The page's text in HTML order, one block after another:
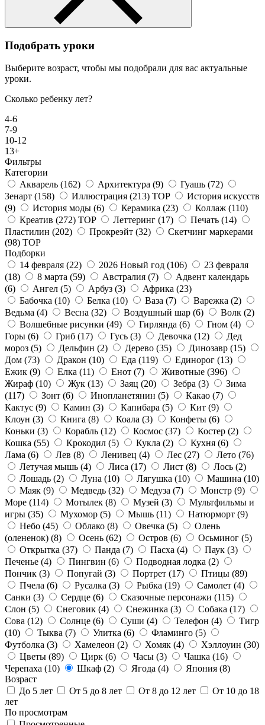
Подобрать уроки
Выберите возраст, чтобы мы подобрали для вас актуальные
уроки.
Сколько ребенку лет?
4-6
7-9
10-12
13+
Фильтры
Категории
Акварель (162) Архитектура (9) Гуашь (72)
Зенарт (158) Иллюстрация (213) TOP
История искусств
(9)
История моды (6) Керамика (23) Коллаж (110)
Креатив (272) TOP Леттеринг (17) Печать (14)
Пластилин (202) Прокреэйт (32)
Скетчинг маркерами
(98) TOP
Подборки
14 февраля (22) 2026 Новый год (106)
23 февраля
(18)
8 марта (59) Австралия (7)
Адвент календарь
(6)
Ангел (5) Арбуз (3) Африка (23)
Бабочка (10) Белка (10) Ваза (7) Варежка (2)
Ведьма (4) Весна (32) Воздушный шар (6) Волк (2)
Волшебные рисунки (49) Гирлянда (6) Гном (4)
Горы (6) Гриб (17) Гусь (3) Девочка (12)
Дед
мороз (5) Дельфин (2) Дерево (35) Динозавр (15)
Дом (73) Дракон (10) Еда (119) Единорог (13)
Ежик (9) Елка (11) Енот (7) Животные (396)
Жираф (10) Жук (13) Заяц (20) Зебра (3)
Зима
(117)
Зонт (6) Инопланетянин (5) Какао (7)
Кактус (9) Камин (3) Капибара (5) Кит (9)
Клоун (3) Книга (8) Коала (3) Конфеты (6)
Коньки (3) Корабль (12) Космос (37) Костер (2)
Кошка (55) Крокодил (5) Кукла (2) Кухня (6)
Лама (6) Лев (8) Ленивец (4) Лес (27) Лето (76)
Летучая мышь (4) Лиса (17) Лист (8) Лось (2)
Лошадь (2) Луна (10) Лягушка (10) Машина (10)
Маяк (9) Медведь (32) Медуза (7) Монстр (9)
Море (114) Мотылек (8) Музей (3)
Мультфильмы и
игры (35) Мухомор (5) Мышь (11) Натюрморт (9)
Небо (45) Облако (8) Овечка (5)
Олень
(олененок) (8) Осень (62) Остров (6) Осьминог (5)
Открытка (37) Панда (7) Пасха (4) Паук (3)
Печенье (4) Пингвин (6) Подводная лодка (2)
Пончик (3) Попугай (3) Портрет (17) Птицы (89)
Пчела (6) Русалка (3) Рыбка (19) Самолет (4)
Санки (3) Сердце (6) Сказочные персонажи (115)
Слон (5) Снеговик (4) Снежинка (3) Собака (17)
Сова (12) Солнце (6) Суши (4) Телефон (4)
Тигр
(10)
Тыква (7) Улитка (6) Фламинго (5)
Футболка (3) Хамелеон (2) Хомяк (4) Хэллоуин (30)
Цветы (89) Цирк (6) Часы (3) Чашка (16)
Черепаха (10) Шкаф (2) Ягода (4) Япония (8)
Возраст
До 5 лет
От 5 до 8 лет От 8 до 12 лет
От 10 до 18
лет
По просмотрам